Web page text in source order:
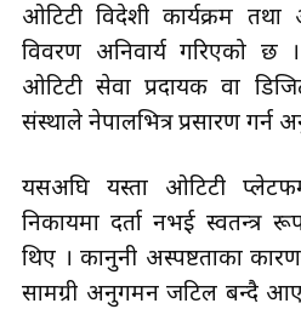
ओटिटी विदेशी कार्यक्रम तथा
विवरण अनिवार्य गरिएको छ
ओटिटी सेवा प्रदायक वा
संस्थाले नेपालभित्र प्रसारण गर्न
यसअघि यस्ता ओटिटी
निकायमा दर्ता नभई
थिए । कानुनी अस्पष्टताका
सामग्री अनुगमन जटिल बन्दै